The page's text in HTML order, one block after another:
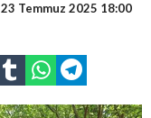
23 Temmuz 2025 18:00